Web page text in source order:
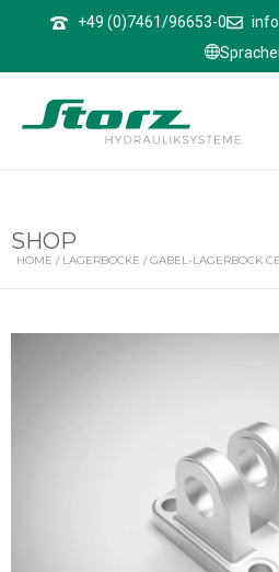
+49 (0)7461/96653-0
SHOP
HOME / LAGERBÖCKE /GABEL-LAGERBOCK